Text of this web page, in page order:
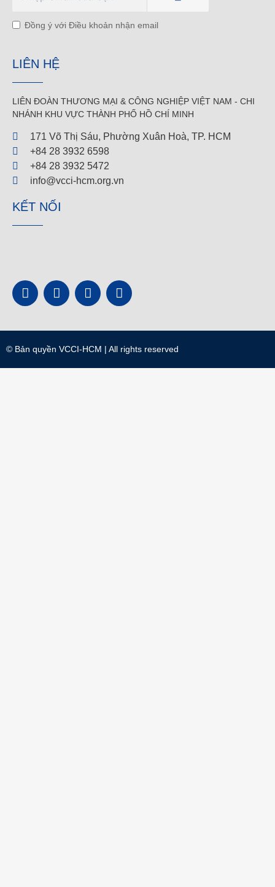
Đồng ý với Điều khoản nhận email
LIÊN HỆ
LIÊN ĐOÀN THƯƠNG MẠI & CÔNG NGHIỆP VIỆT NAM - CHI
NHÁNH KHU VỰC THÀNH PHỐ HỒ CHÍ MINH
171 Võ Thị Sáu, Phường Xuân Hoà, TP. HCM
+84 28 3932 6598
+84 28 3932 5472
info@vcci-hcm.org.vn
KẾT NỐI
© Bản quyền VCCI-HCM | All rights reserved